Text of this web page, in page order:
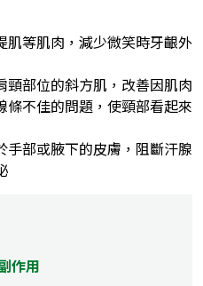
肌等肌肉，減少微笑時牙齦外
頸部位的斜方肌，改善因肌肉
條不佳的問題，使頸部看起來
手部或腋下的皮膚，阻斷汗腺
作用